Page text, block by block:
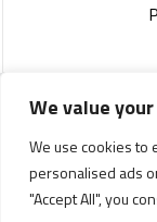
We value
We use cookies to
personalised ads
"Accept All", you
Copyright